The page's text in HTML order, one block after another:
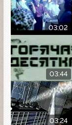
03:02
03:44
03:24